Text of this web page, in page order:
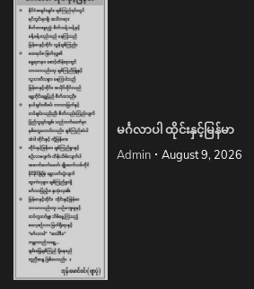
မင်္ဂလာပါ ထိုင်းနှင့်မြန်မာ
Admin August 9, 2026